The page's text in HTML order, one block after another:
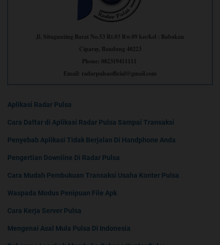
Jl. Situgunting Barat No.53 Rt.03 Rw.09 kec/kel : Babakan
Ciparay, Bandung 40223
Phone: 082319411111
Email: radarpulsaofficial@gmail.com
Aplikasi Radar Pulsa
Cara Daftar di Aplikasi Radar Pulsa Sampai Transaksi
Penyebab Aplikasi Tidak Berjalan Di Handphone Anda
Pengertian Downline Di Radar Pulsa
Cara Mudah Pembukuan Transaksi Usaha Konter Pulsa
Waspada Modus Penipuan File Apk
Cara Kerja Server Pulsa
Mengenai Asal Mula Pulsa Di Indonesia